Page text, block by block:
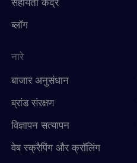
ब्लॉग
नारे
बाजार अनुसंधान
ब्रांड संरक्षण
विज्ञापन सत्यापन
वेब स्क्रैपिंग और क्रॉलिंग